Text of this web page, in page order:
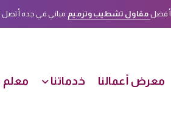
أفضل مقاول تشطيب وترميم مباني في جده أتصل الأن على هذا
معرض أعمالنا خدماتنا معلم